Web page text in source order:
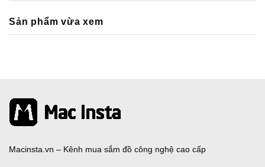
Sản phẩm vừa xem
Macinsta.vn – Kênh mua sắm đồ công nghệ cao cấp